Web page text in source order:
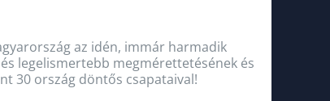
az idén, immár harmadik
legelismertebb megmérettetésének és
30 ország döntős csapataival!